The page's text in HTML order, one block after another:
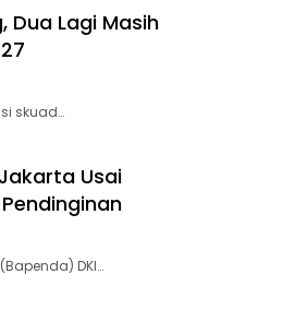
Dua Lagi Masih
skuad…
Usai
DKI…